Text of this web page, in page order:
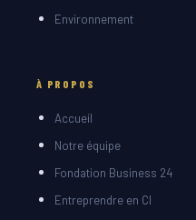
Environnement
À PROPOS
Accueil
Notre équipe
Fondation Business 24
Entreprendre en CI